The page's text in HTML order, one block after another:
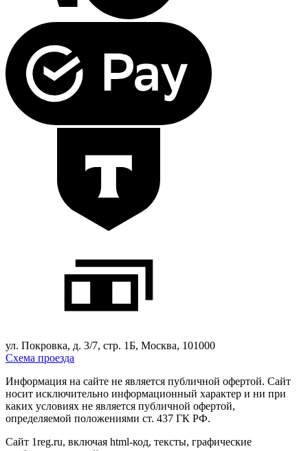
ул. Покровка, д. 3/7, стр. 1Б, Москва, 101000
Схема проезда
Информация на сайте не является публичной офертой. Cайт
носит исключительно информационный характер и ни при
каких условиях не является публичной офертой,
определяемой положениями ст. 437 ГК РФ.
Сайт 1reg.ru, включая html-код, тексты, графические